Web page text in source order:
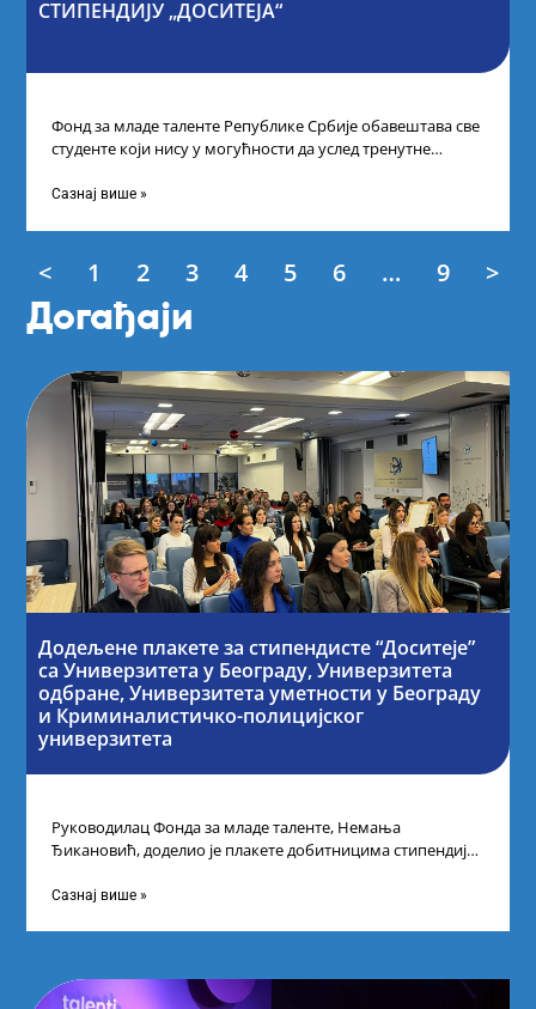
СТИПЕНДИЈУ „ДОСИТЕЈА“
Фонд за младе таленте Републике Србије обавештава све
студенте који нису у могућности да услед тренутне
Сазнај више »
< 1 2 3 4 5 6 … 9 >
Догађаји
Додељене плакете за стипендисте “Доситеје”
са Универзитета у Београду, Универзитета
одбране, Универзитета уметности у Београду
и Криминалистичко-полицијског
универзитета
Руководилац Фонда за младе таленте, Немања
Ђикановић, доделио је плакете добитницима стипендије
технолошком парку
Сазнај више »